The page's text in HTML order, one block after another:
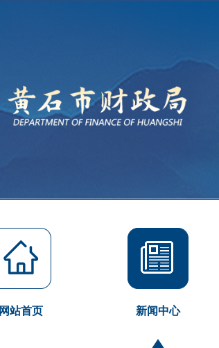
网站首页 新闻中心